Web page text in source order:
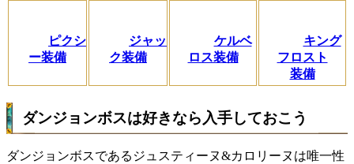
ピクシ
ー装備
ジャッ
ク装備
ケルベ
ロス装備
キング
フロスト
装備
ダンジョンボスは好きなら入手しておこう
ダンジョンボスであるジュスティーヌ&カロリーヌは唯一性